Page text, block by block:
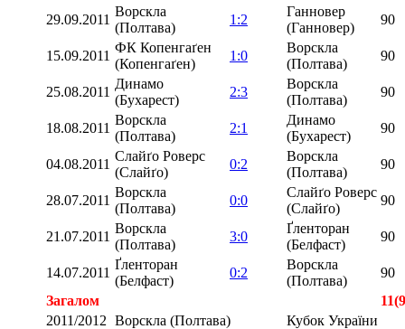
29.09.2011
Ворскла
(Полтава)
1:2
Ганновер
(Ганновер)
90
15.09.2011
ФК Копенгаґен
(Копенгаґен)
1:0
Ворскла
(Полтава)
90
25.08.2011
Динамо
(Бухарест)
2:3
Ворскла
(Полтава)
90
18.08.2011
Ворскла
(Полтава)
2:1
Динамо
(Бухарест)
90
04.08.2011
Слайґо Роверс
(Слайґо)
0:2
Ворскла
(Полтава)
90
28.07.2011
Ворскла
(Полтава)
0:0
Слайґо Роверс
(Слайґо)
90
21.07.2011
Ворскла
(Полтава)
3:0
Ґленторан
(Белфаст)
90
14.07.2011
Ґленторан
(Белфаст)
0:2
Ворскла
(Полтава)
90
Загалом
2011/2012 Ворскла (Полтава)
Кубок України